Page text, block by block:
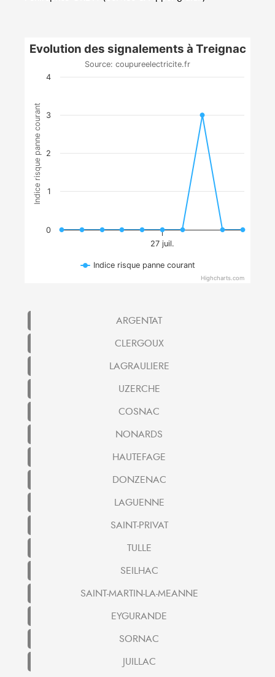
Indice risque panne courant
Evolution des signalements à Treignac
Source: coupureelectricite.fr
27 juil.
0
1
2
3
4
Indice risque panne courant
Highcharts.com
ARGENTAT
CLERGOUX
LAGRAULIERE
UZERCHE
COSNAC
NONARDS
HAUTEFAGE
DONZENAC
LAGUENNE
SAINT-PRIVAT
TULLE
SEILHAC
SAINT-MARTIN-LA-MEANNE
EYGURANDE
SORNAC
JUILLAC